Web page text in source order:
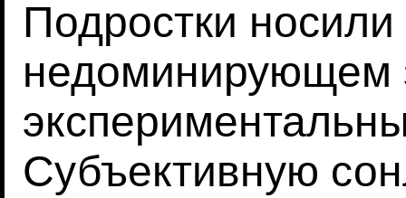
Подростки
недоминирующем
Субъективную